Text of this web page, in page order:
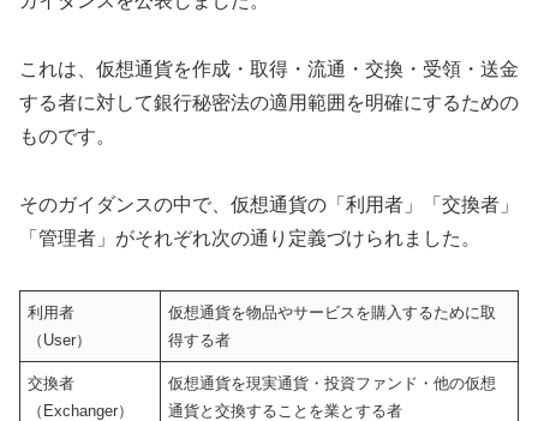
これは、仮想通貨を作成・取得・流通・交換・受領・送金
する者に対して銀行秘密法の適用範囲を明確にするための
ものです。
そのガイダンスの中で、仮想通貨の「利用者」「交換者」
「管理者」がそれぞれ次の通り定義づけられました。
利用者
（User）
仮想通貨を物品やサービスを購入するために取
得する者
交換者
（Exchanger）
仮想通貨を現実通貨・投資ファンド・他の仮想
通貨と交換することを業とする者